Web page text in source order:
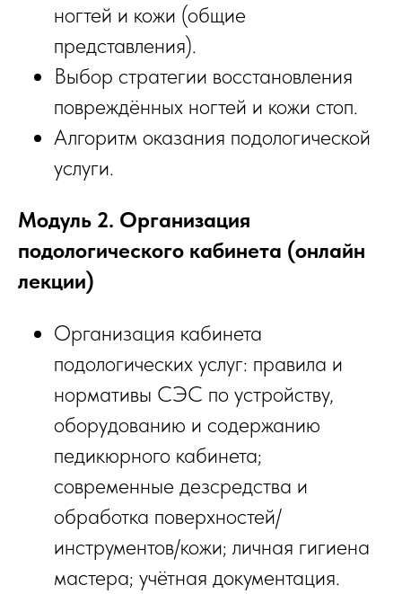
ногтей и кожи (общие
представления).
Выбор стратегии восстановления
повреждённых ногтей и кожи стоп.
Алгоритм оказания подологической
услуги.
Модуль 2. Организация
подологического кабинета (онлайн
лекции)
Организация кабинета
подологических услуг: правила и
нормативы СЭС по устройству,
оборудованию и содержанию
педикюрного кабинета;
современные дезсредства и
обработка поверхностей/
инструментов/кожи; личная гигиена
мастера; учётная документация.